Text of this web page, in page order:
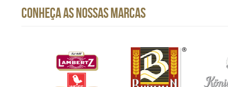
CONHEÇA AS NOSSAS MARCAS